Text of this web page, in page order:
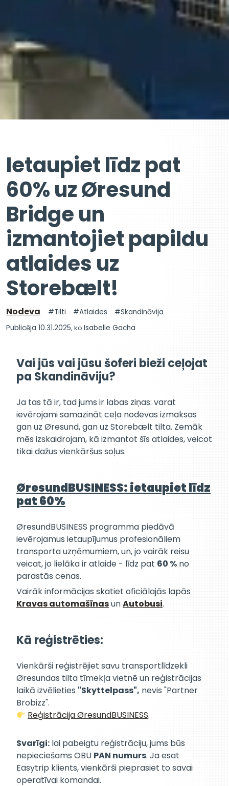
Ietaupiet līdz pat
60% uz Øresund
Bridge un
izmantojiet papildu
atlaides uz
Storebælt!
Nodeva Tilti Atlaides
Skandināvija
Publicēja 10.31.2025, ko Isabelle Gacha
Vai jūs vai jūsu šoferi bieži ceļojat
pa Skandināviju?
Ja tas tā ir, tad jums ir labas ziņas: varat
ievērojami samazināt ceļa nodevas izmaksas
gan uz Øresund, gan uz Storebælt tilta. Zemāk
mēs izskaidrojam, kā izmantot šīs atlaides, veicot
tikai dažus vienkāršus soļus.
ØresundBUSINESS: ietaupiet līdz
pat 60%
ØresundBUSINESS programma piedāvā
ievērojamus ietaupījumus profesionāliem
transporta uzņēmumiem, un, jo vairāk reisu
veicat, jo lielāka ir atlaide - līdz pat 60 % no
parastās cenas.
Vairāk informācijas skatiet oficiālajās lapās
Kravas automašīnasunAutobusi.
Kā reģistrēties:
Vienkārši reģistrējiet savu transportlīdzekli
Øresundas tilta tīmekļa vietnē un reģistrācijas
laikā izvēlieties "Skyttelpass", nevis "Partner
Brobizz".
Reģistrācija ØresundBUSINESS.
Svarīgi: lai pabeigtu reģistrāciju, jums būs
nepieciešams OBU PAN numurs. Ja esat
Easytrip klients, vienkārši pieprasiet to savai
operatīvai komandai.